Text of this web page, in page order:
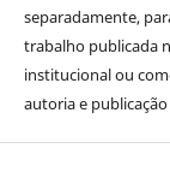
separadamente,
trabalho publicada
institucional ou
autoria e